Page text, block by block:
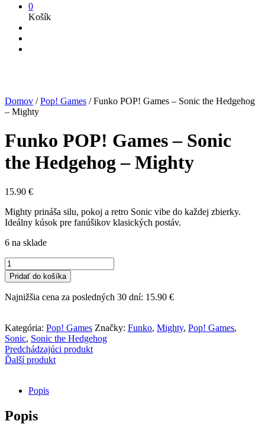
0
Košík
Domov / Pop! Games /Funko POP! Games – Sonic the Hedgehog
– Mighty
Funko POP! Games – Sonic
the Hedgehog – Mighty
15.90 €
Mighty prináša silu, pokoj a retro Sonic vibe do každej zbierky.
Ideálny kúsok pre fanúšikov klasických postáv.
6 na sklade
množstvo
Funko
POP!
Games
the
Hedgehog
-
Mighty
Pridať do košíka
Najnižšia cena za posledných 30 dní: 15.90 €
Kategória: Pop! Games Značky: Funko, Mighty, Pop! Games,
Sonic, Sonic the Hedgehog
Predchádzajúci produkt
Ďalší produkt
Popis
Popis